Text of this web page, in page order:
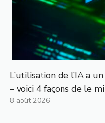
L’utilisation de l’IA a
– voici 4 façons de le
8 août 2026